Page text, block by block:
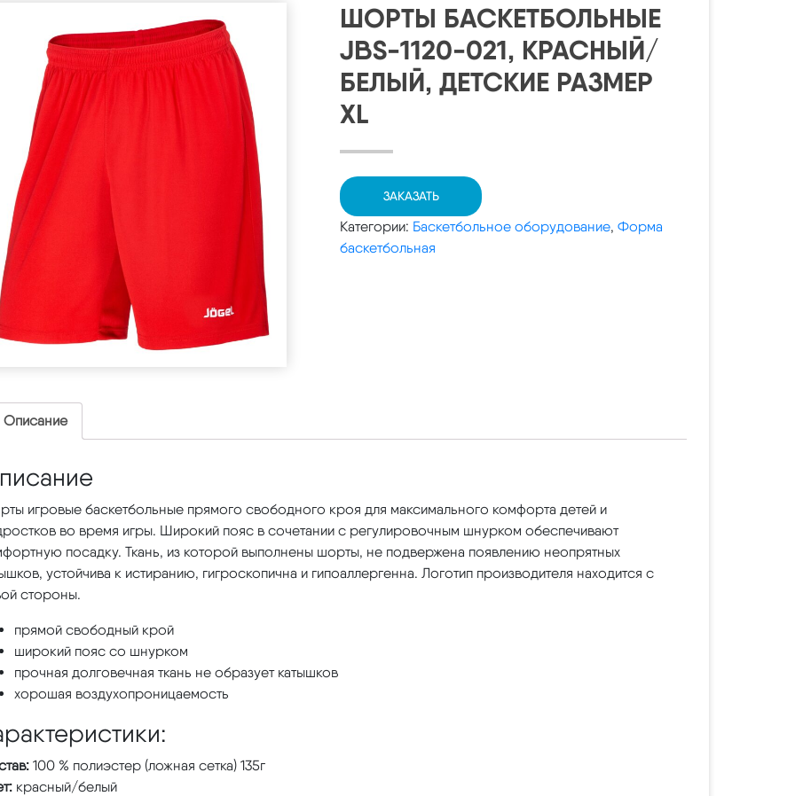
ШОРТЫ БАСКЕТБОЛЬНЫЕ
JBS-1120-021, КРАСНЫЙ/
БЕЛЫЙ, ДЕТСКИЕ РАЗМЕР
XL
ЗАКАЗАТЬ
Категории: Баскетбольное оборудование, Форма
баскетбольная
Описание
игровые баскетбольные прямого свободного кроя для максимального комфорта детей и
во время игры. Широкий пояс в сочетании с регулировочным шнурком обеспечивают
посадку. Ткань, из которой выполнены шорты, не подвержена появлению неопрятных
устойчива к истиранию, гигроскопична и гипоаллергенна. Логотип производителя находится с
стороны.
прямой свободный крой
широкий пояс со шнурком
прочная долговечная ткань не образует катышков
хорошая воздухопроницаемость
100 % полиэстер (ложная сетка) 135г
красный/белый